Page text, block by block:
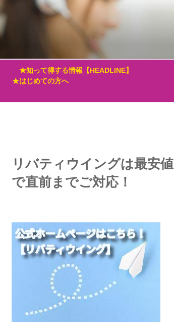
★知って得する情報【HEADLINE】
★はじめての方へ
リバティウイングは最安値
で直前までご対応！